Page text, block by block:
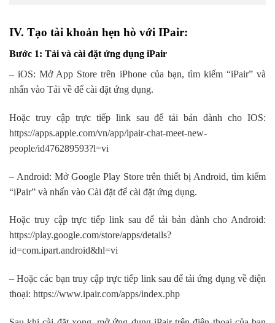
IV. Tạo tài khoản hẹn hò với IPair:
Bước 1: Tải và cài đặt ứng dụng iPair
– iOS: Mở App Store trên iPhone của bạn, tìm kiếm “iPair” và
nhấn vào Tải về để cài đặt ứng dụng.
Hoặc truy cập trực tiếp link sau để tải bản dành cho IOS:
https://apps.apple.com/vn/app/ipair-chat-meet-new-
people/id476289593?l=vi
– Android: Mở Google Play Store trên thiết bị Android, tìm kiếm
“iPair” và nhấn vào Cài đặt để cài đặt ứng dụng.
Hoặc truy cập trực tiếp link sau để tải bản dành cho Android:
https://play.google.com/store/apps/details?
id=com.ipart.android&hl=vi
– Hoặc các bạn truy cập trực tiếp link sau để tải ứng dụng về điện
thoại: https://www.ipair.com/apps/index.php